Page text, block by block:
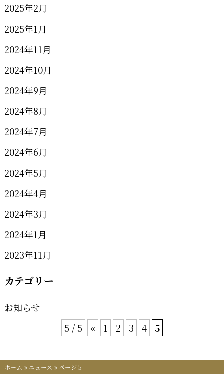
2025年2月
2025年1月
2024年11月
2024年10月
2024年9月
2024年8月
2024年7月
2024年6月
2024年5月
2024年4月
2024年3月
2024年1月
2023年11月
カテゴリー
お知らせ
5 / 5
« 1 2 3 4 5
ホーム » ニュース »ページ 5